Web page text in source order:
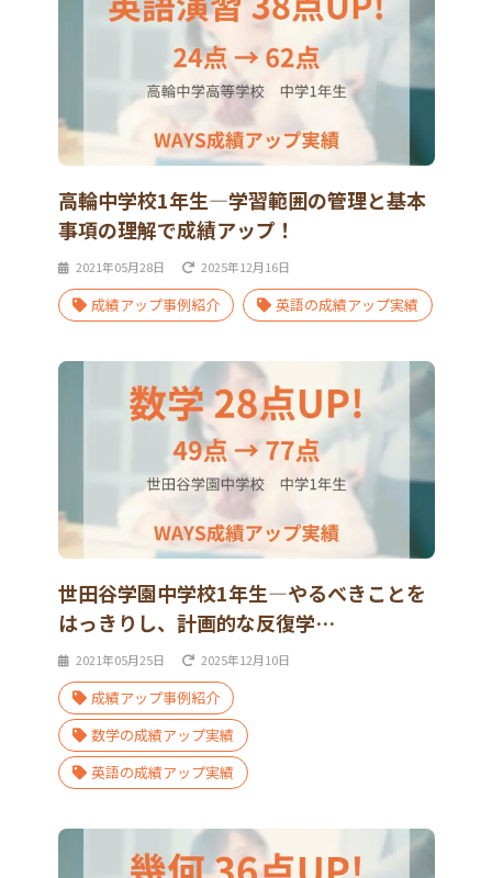
高輪中学校1年生―学習範囲の管理と基本
事項の理解で成績アップ！
2021年05月28日 2025年12月16日
成績アップ事例紹介 英語の成績アップ実績
世田谷学園中学校1年生―やるべきことを
はっきりし、計画的な反復学…
2021年05月25日 2025年12月10日
成績アップ事例紹介
数学の成績アップ実績
英語の成績アップ実績